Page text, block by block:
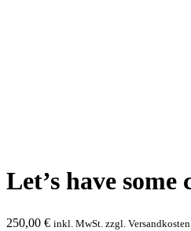
Let’s have some
250,00 € inkl. MwSt. zzgl. Versandkosten